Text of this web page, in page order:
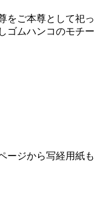
ご本尊として祀っ
ムハンコのモチ
ジから写経用紙も